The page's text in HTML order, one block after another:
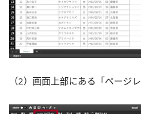
（2）画面上部にある「ページ